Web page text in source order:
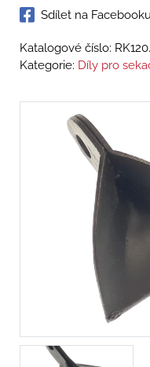
Sdílet na Facebooku
Katalogové číslo:
Kategorie: Díly pro